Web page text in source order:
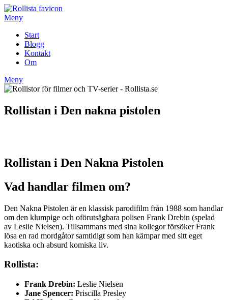
Hoppa
till
Meny
Start
Blogg
Kontakt
Om
Meny
Rollistan i Den nakna pistolen
Rollistan i Den Nakna Pistolen
Vad handlar filmen om?
Den Nakna Pistolen är en klassisk parodifilm från 1988 som handlar
om den klumpige och oförutsägbara polisen Frank Drebin (spelad
av Leslie Nielsen). Tillsammans med sina kollegor försöker Frank
lösa en rad mordgåtor samtidigt som han kämpar med sitt eget
kaotiska och absurd komiska liv.
Rollista:
Frank Drebin: Leslie Nielsen
Jane Spencer: Priscilla Presley